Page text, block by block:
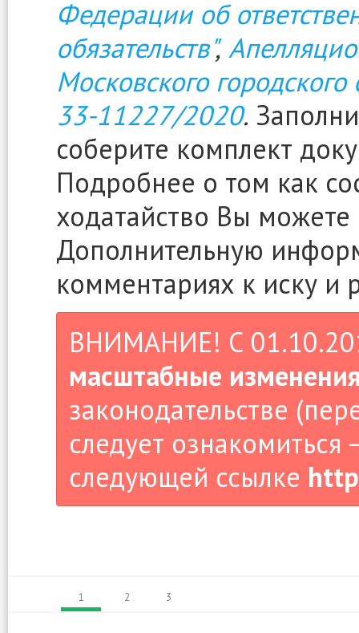
Федерации об
обязательств",
Московского
33-11227/2020.
соберите комплект
Подробнее о том как
ходатайство Вы
Дополнительную
комментариях к иску и
ВНИМАНИЕ! С
масштабные
законодательстве
следует ознакомиться
следующей ссылке
1 2 3